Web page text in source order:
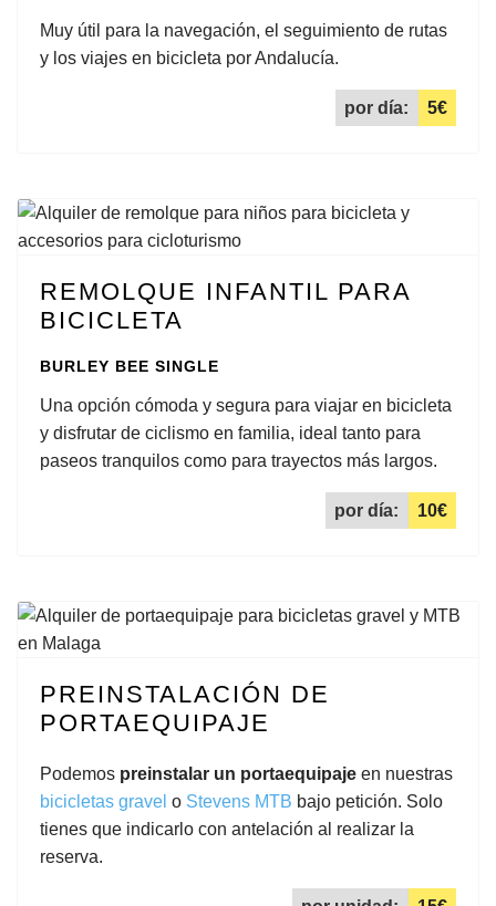
Muy útil para la navegación, el seguimiento de rutas
y los viajes en bicicleta por Andalucía.
por día: 5€
REMOLQUE INFANTIL PARA
BICICLETA
BURLEY BEE SINGLE
Una opción cómoda y segura para viajar en bicicleta
y disfrutar de ciclismo en familia, ideal tanto para
paseos tranquilos como para trayectos más largos.
por día: 10€
PREINSTALACIÓN DE
PORTAEQUIPAJE
Podemos preinstalar un portaequipaje en nuestras
bicicletas gravel o Stevens MTB bajo petición. Solo
tienes que indicarlo con antelación al realizar la
reserva.